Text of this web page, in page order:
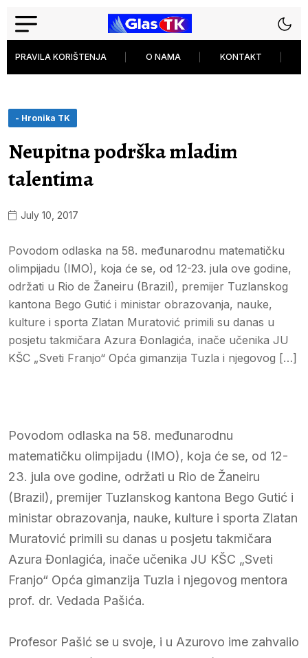
PRAVILA KORIŠTENJA O NAMA KONTAKT
- Hronika TK
Neupitna podrška mladim
talentima
July 10, 2017
Povodom odlaska na 58. međunarodnu matematičku
olimpijadu (IMO), koja će se, od 12-23. jula ove godine,
održati u Rio de Žaneiru (Brazil), premijer Tuzlanskog
kantona Bego Gutić i ministar obrazovanja, nauke,
kulture i sporta Zlatan Muratović primili su danas u
posjetu takmičara Azura Đonlagića, inače učenika JU
KŠC „Sveti Franjo“ Opća gimanzija Tuzla i njegovog […]
Povodom odlaska na 58. međunarodnu
matematičku olimpijadu (IMO), koja će se, od 12-
23. jula ove godine, održati u Rio de Žaneiru
(Brazil), premijer Tuzlanskog kantona Bego Gutić i
ministar obrazovanja, nauke, kulture i sporta Zlatan
Muratović primili su danas u posjetu takmičara
Azura Đonlagića, inače učenika JU KŠC „Sveti
Franjo“ Opća gimanzija Tuzla i njegovog mentora
prof. dr. Vedada Pašića.
Profesor Pašić se u svoje, i u Azurovo ime zahvalio